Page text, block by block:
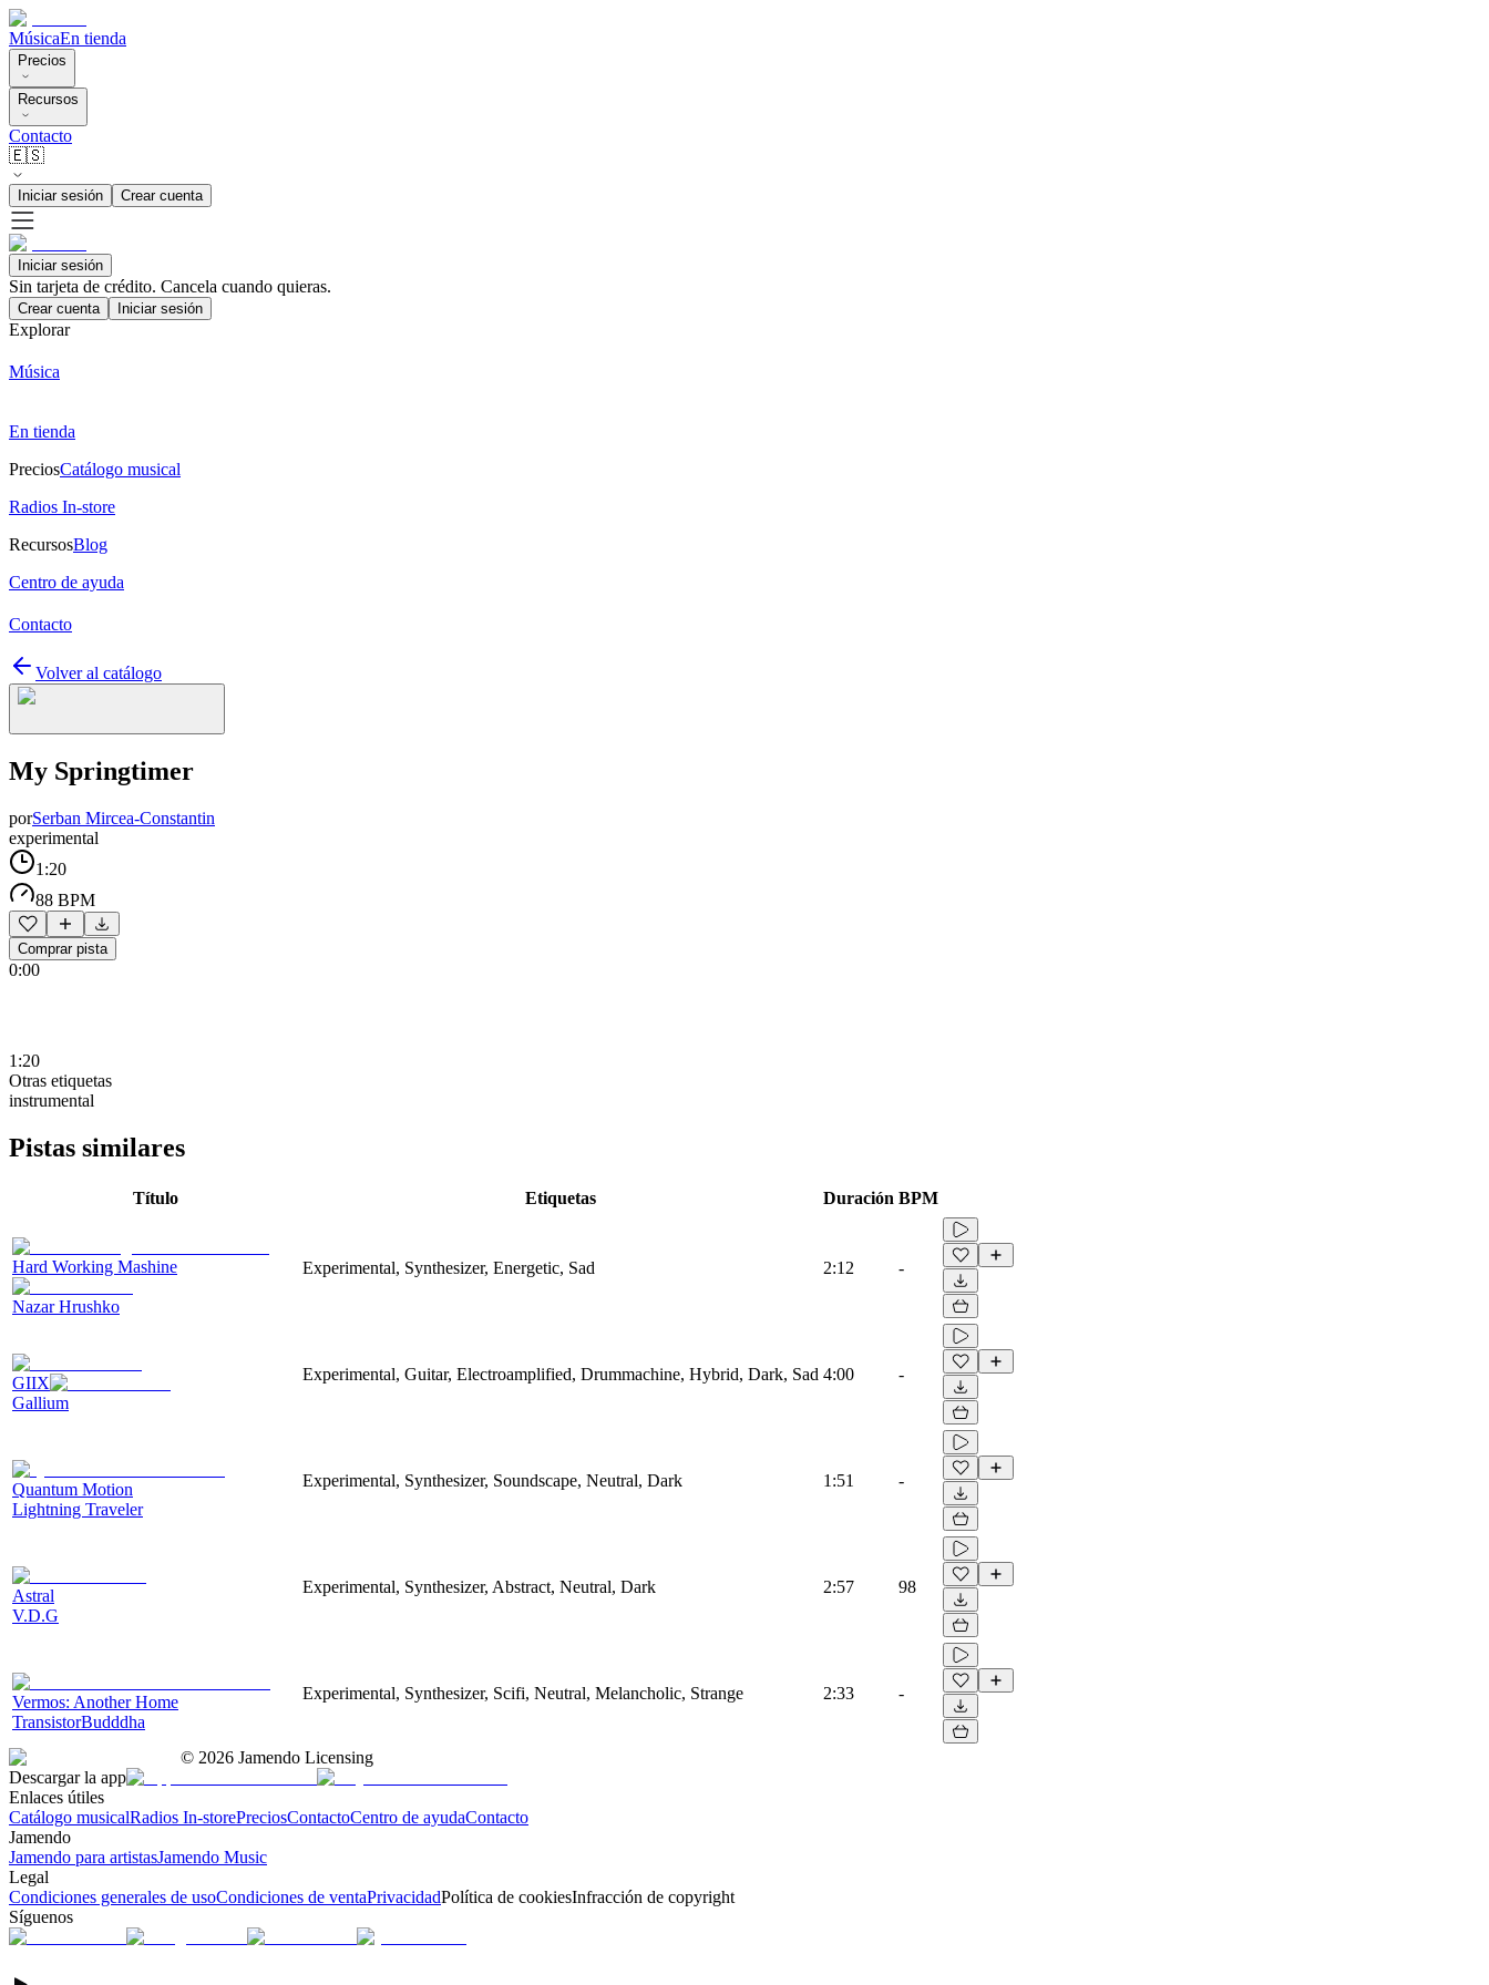
MúsicaEn tienda
Precios
Recursos
Contacto
🇪🇸
Iniciar sesión Crear cuenta
Iniciar sesión
Sin tarjeta de crédito. Cancela cuando quieras.
Crear cuenta Iniciar sesión
Explorar
Música
En tienda
PreciosCatálogo musical
Radios In-store
RecursosBlog
Centro de ayuda
Contacto
Volver al catálogo
My Springtimer
porSerban Mircea-Constantin
experimental
1:20
88 BPM
Comprar pista
0:00
1:20
Otras etiquetas
instrumental
Pistas similares
Título Etiquetas Duración BPM
Hard Working Mashine
Nazar Hrushko
Experimental, Synthesizer, Energetic, Sad 2:12 -
GIIX
Gallium
Experimental, Guitar, Electroamplified, Drummachine, Hybrid, Dark, Sad 4:00 -
Quantum Motion
Lightning Traveler
Experimental, Synthesizer, Soundscape, Neutral, Dark 1:51 -
Astral
V.D.G
Experimental, Synthesizer, Abstract, Neutral, Dark 2:57 98
Vermos: Another Home
TransistorBudddha
Experimental, Synthesizer, Scifi, Neutral, Melancholic, Strange 2:33 -
© 2026 Jamendo Licensing
Descargar la app
Enlaces útiles
Catálogo musicalRadios In-storePreciosContactoCentro de ayudaContacto
Jamendo
Jamendo para artistasJamendo Music
Legal
Condiciones generales de usoCondiciones de ventaPrivacidadPolítica de cookiesInfracción de copyright
Síguenos